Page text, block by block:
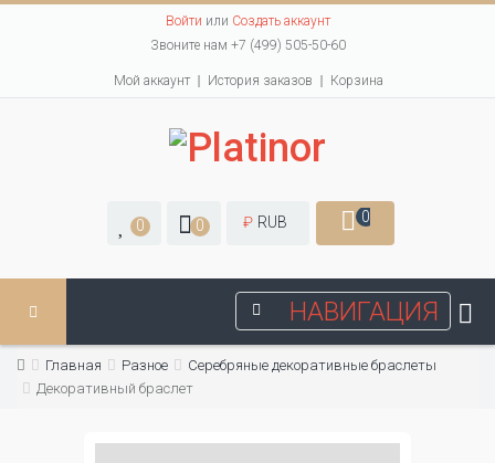
Войти или Создать аккаунт
Звоните нам +7 (499) 505-50-60
Мой аккаунт История заказов Корзина
0 0 ₽ RUB 0
НАВИГАЦИЯ
Главная Разное
Серебряные декоративные браслеты
Декоративный браслет